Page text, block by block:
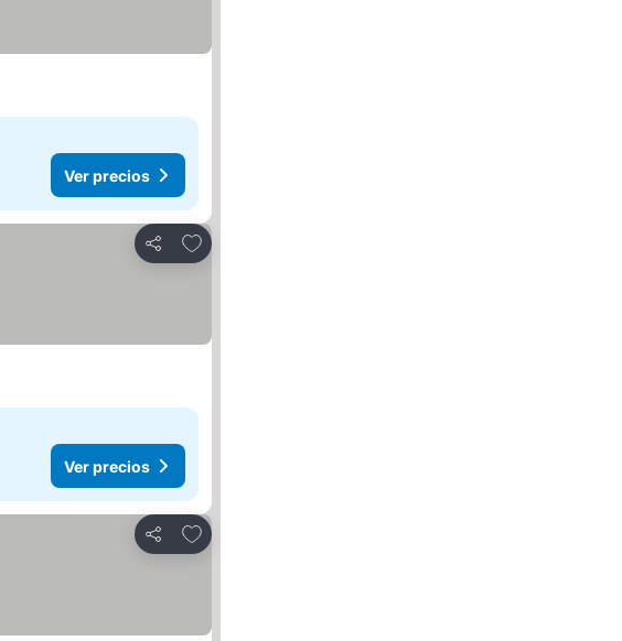
Ver precios
Compartir
Agregar a favoritos
Ver precios
Compartir
Agregar a favoritos